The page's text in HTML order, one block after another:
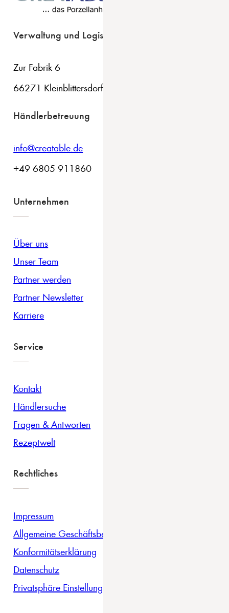
Verwaltung und Logistik
Zur Fabrik 6
66271 Kleinblittersdorf
Händlerbetreuung
info@creatable.de
+49 6805 911860
Unternehmen
Über uns
Unser Team
Partner werden
Partner Newsletter
Karriere
Service
Kontakt
Händlersuche
Fragen & Antworten
Rezeptwelt
Rechtliches
Impressum
Allgemeine Geschäftsbedingungen
Konformitätserklärung
Datenschutz
Privatsphäre Einstellungen